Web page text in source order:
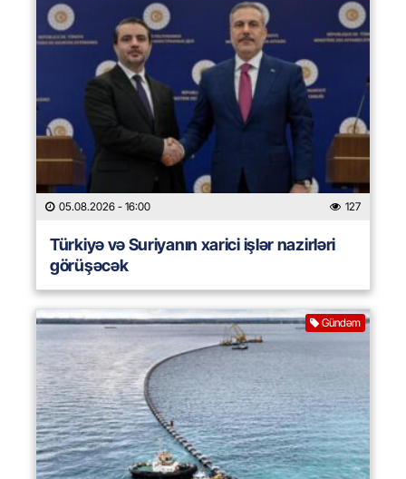
05.08.2026 - 16:00 127
Türkiyə və Suriyanın xarici işlər nazirləri
görüşəcək
Gündəm